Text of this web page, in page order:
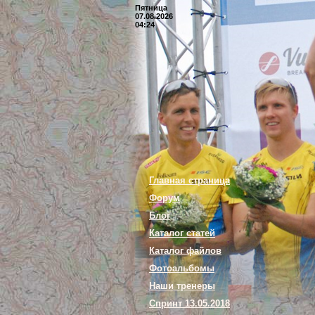
Пятница
07.08.2026
04:24
Главная страница
Форум
Блог
Каталог статей
Каталог файлов
Фотоальбомы
Наши тренеры
Спринт 13.05.2018